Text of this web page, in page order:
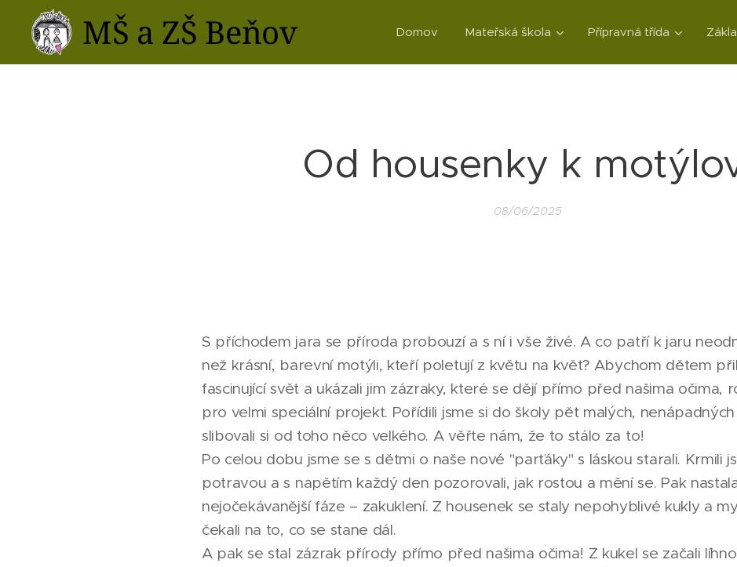
MŠ a ZŠ Beňov Domov Mateřská škola Přípravná třída
Od housenky k
08/06/2025
S příchodem jara se příroda probouzí a s ní i vše živé. A co patří k jaru
než krásní, barevní motýli, kteří poletují z květu na květ? Abychom dětem
fascinující svět a ukázali jim zázraky, které se dějí přímo před našima očima,
pro velmi speciální projekt. Pořídili jsme si do školy pět malých,
slibovali si od toho něco velkého. A věřte nám, že to stálo za to!
Po celou dobu jsme se s dětmi o naše nové "parťáky" s láskou starali. Krmili
potravou a s napětím každý den pozorovali, jak rostou a mění se. Pak
nejočekávanější fáze – zakuklení. Z housenek se staly nepohyblivé kukly a
čekali na to, co se stane dál.
A pak se stal zázrak přírody přímo před našima očima! Z kukel se začali